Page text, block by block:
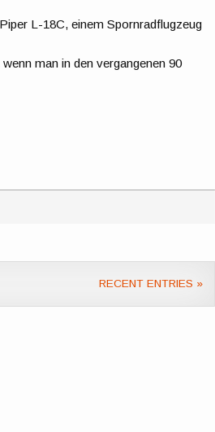
L-18C, einem Spornradflugzeug
man in den vergangenen 90
RECENT ENTRIES »